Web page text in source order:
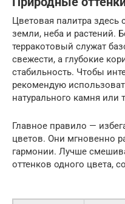
Цветовая палитра здесь
земли, неба и растений.
терракотовый служат
свежести, а глубокие
стабильность. Чтобы
рекомендую
натурального камня или
Главное правило —
цветов. Они мгновенно
гармонии. Лучше
оттенков одного цвета,